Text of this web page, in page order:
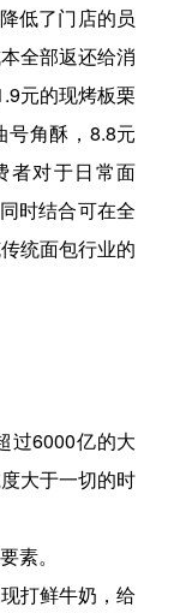
低了门店的员
全部返还给消
元的现烤板栗
号角酥，8.8元
者对于日常面
时结合可在全
统面包行业的
过6000亿的大
大于一切的时
素。
打鲜牛奶，给